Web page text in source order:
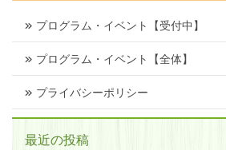
プログラム・イベント【受付中】
プログラム・イベント【全体】
プライバシーポリシー
最近の投稿